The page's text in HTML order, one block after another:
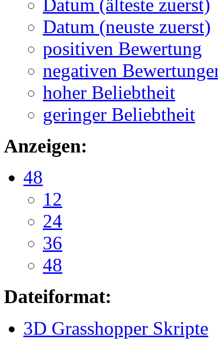
Datum (älteste zuerst)
Datum (neuste zuerst)
positiven Bewertung
negativen
hoher Beliebtheit
geringer Beliebtheit
Anzeigen:
48
12
24
36
48
Dateiformat:
3D Grasshopper Skripte